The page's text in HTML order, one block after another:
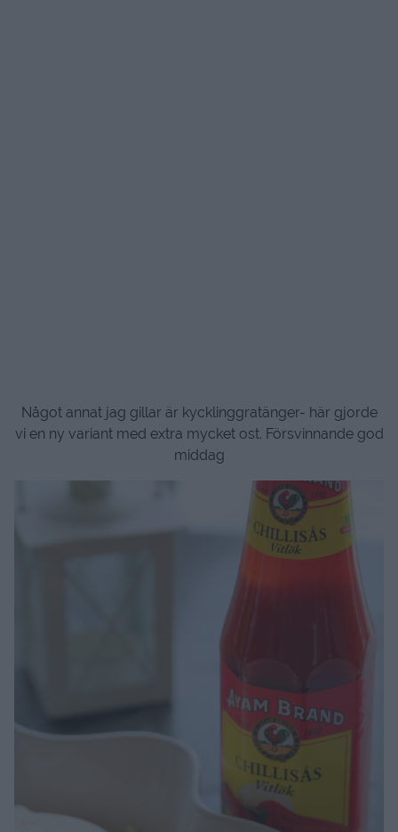
Något annat jag gillar är kycklinggratänger- här gjorde
vi en ny variant med extra mycket ost. Försvinnande god
middag